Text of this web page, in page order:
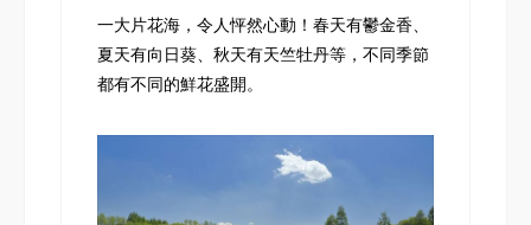
一大片花海，令人怦然心動！春天有鬱金香、
夏天有向日葵、秋天有天竺牡丹等，不同季節
都有不同的鮮花盛開。